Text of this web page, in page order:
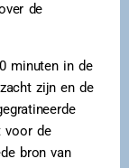
de
minuten in de
zijn en de
voor de
bron van